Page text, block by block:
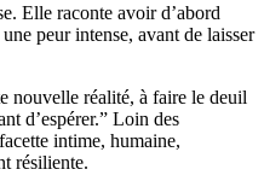
Elle raconte avoir d’abord
peur intense, avant de laisser
nouvelle réalité, à faire le deuil
d’espérer.” Loin des
intime, humaine,
résiliente.